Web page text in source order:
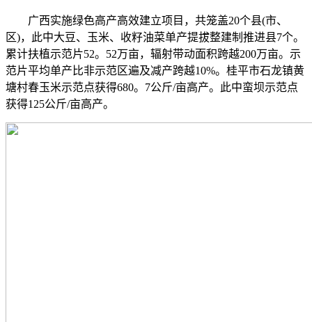
广西实施绿色高产高效建立项目，共笼盖20个县(市、
区)，此中大豆、玉米、收籽油菜单产提拔整建制推进县7个。
累计扶植示范片52。52万亩，辐射带动面积跨越200万亩。示
范片平均单产比非示范区遍及减产跨越10%。桂平市石龙镇黄
塘村春玉米示范点获得680。7公斤/亩高产。此中蛮坝示范点
获得125公斤/亩高产。